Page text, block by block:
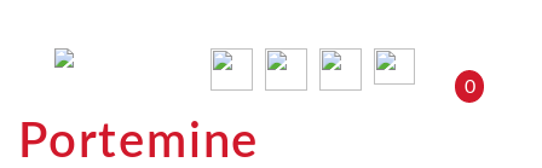
0
Portemine